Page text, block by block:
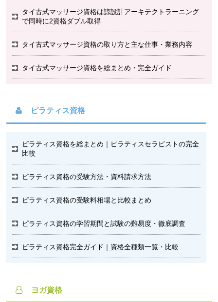
タイ古式マッサージ資格は諒設計アーキテクトラーニング
で同時に2資格ダブル取得
タイ古式マッサージ資格の取り方と主な仕事・業務内容
タイ古式マッサージ資格を総まとめ・完全ガイド
ピラティス資格
ピラティス資格を総まとめ｜ピラティスセラピストの完全
比較
ピラティス資格の受験方法・資料請求方法
ピラティス資格の受験料相場と比較まとめ
ピラティス資格の学習期間と試験の難易度・徹底調査
ピラティス資格完全ガイド｜資格全種類一覧・比較
ヨガ資格